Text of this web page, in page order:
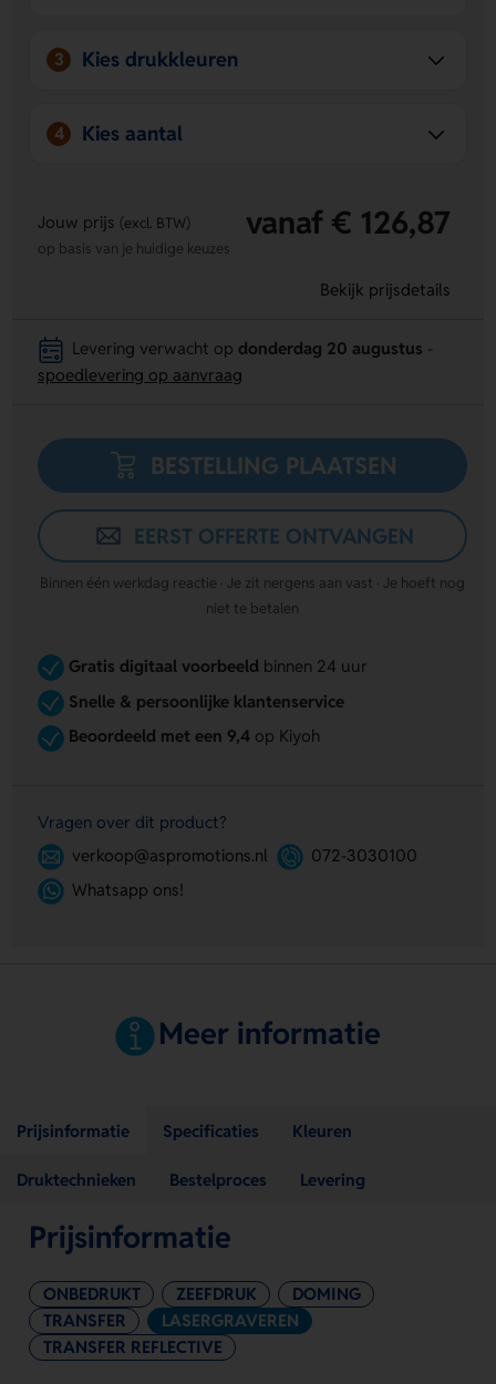
3 Kies drukkleuren
4 Kies aantal
Jouw prijs (excl. BTW) vanaf € 126,87
op basis van je huidige keuzes
Bekijk prijsdetails
Levering verwacht op donderdag 20 augustus
spoedlevering op aanvraag
BESTELLING PLAATSEN
EERST OFFERTE ONTVANGEN
Binnen één werkdag reactie · Je zit nergens aan vast · Je hoeft nog
niet te betalen
Gratis digitaal voorbeeld binnen 24 uur
Snelle & persoonlijke klantenservice
Beoordeeld met een 9,4op Kiyoh
Vragen over dit product?
verkoop@aspromotions.nl
072-3030100
Whatsapp ons!
Meer informatie
Prijsinformatie Specificaties Kleuren
Druktechnieken Bestelproces Levering
Prijsinformatie
ONBEDRUKT ZEEFDRUK
DOMING
TRANSFER
LASERGRAVEREN
TRANSFER REFLECTIVE